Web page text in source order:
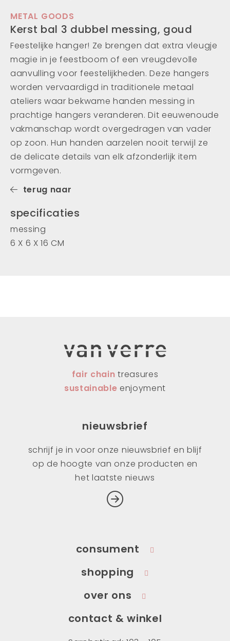
METAL GOODS
Kerst bal 3 dubbel messing, goud
Feestelijke hanger! Ze brengen dat extra vleugje
magie in je feestboom of een vreugdevolle
aanvulling voor feestelijkheden. Deze hangers
worden vervaardigd in traditionele metaal
ateliers waar bekwame handen messing in
prachtige hangers veranderen. Dit eeuwenoude
vakmanschap wordt overgedragen van vader
op zoon. Hun handen aarzelen nooit terwijl ze
de delicate details van elk afzonderlijk item
vormgeven.
terug naar
specificaties
messing
6 X 6 X 16 CM
fair chaintreasures
sustainable enjoyment
nieuwsbrief
schrijf je in voor onze nieuwsbrief en blijf
op de hoogte van onze producten en
het laatste nieuws
consument
shopping
over ons
contact & winkel